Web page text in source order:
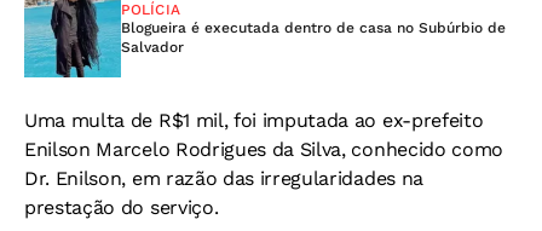
POLÍCIA
Blogueira é executada dentro de casa no Subúrbio de
Salvador
Uma multa de R$1 mil, foi imputada ao ex-prefeito
Enilson Marcelo Rodrigues da Silva, conhecido como
Dr. Enilson, em razão das irregularidades na
prestação do serviço.